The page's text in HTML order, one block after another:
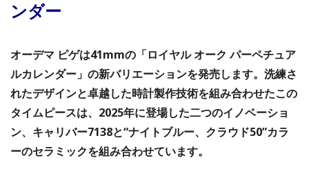
ンダー
オーデマ ピゲは41mmの「ロイヤル オーク パーペチュア
ルカレンダー」の新バリエーションを発売します。洗練さ
れたデザインと卓越した時計製作技術を組み合わせたこの
タイムピースは、2025年に登場した二つのイノベーショ
ン、キャリバー7138と“ナイトブルー、クラウド50”カラ
ーのセラミックを組み合わせています。